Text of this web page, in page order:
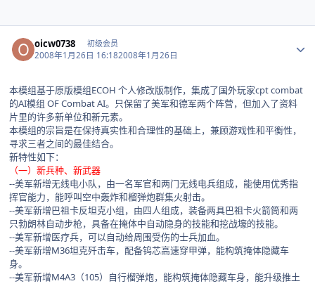
oicw0738 初级会员
2008年1月26日 16:182008年1月26日
本模组基于原版模组ECOH 个人修改版制作，集成了国外玩家cpt combat
的AI模组 OF Combat AI。只保留了美军和德军两个阵营，但加入了资料
片里的许多新单位和新元素。
本模组的宗旨是在保持真实性和合理性的基础上，兼顾游戏性和平衡性，
寻求三者之间的最佳结合。
新特性如下：
（一）新兵种、新武器
--美军新增无线电小队，由一名军官和两门无线电兵组成，能使用优秀指
挥官能力，能呼叫空中轰炸和榴弹炮群集火射击。
--美军新增巴祖卡反坦克小组，由四人组成，装备两具巴祖卡火箭筒和两
只勃朗林自动步枪，具备在掩体中自动隐身的技能和挖战壕的技能。
--美军新增医疗兵，可以自动给周围受伤的士兵加血。
--美军新增M36坦克歼击车，配备钨芯高速穿甲弹，能构筑掩体隐藏车
身。
--美军新增M4A3（105）自行榴弹炮，能构筑掩体隐藏车身，能升级推土